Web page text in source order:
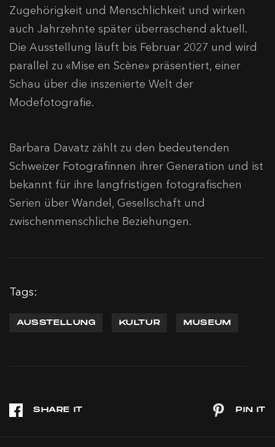
Zugehörigkeit und Menschlichkeit und wirken
auch Jahrzehnte später überraschend aktuell.
Die Ausstellung läuft bis Februar 2027 und wird
parallel zu «Mise en Scène» präsentiert, einer
Schau über die inszenierte Welt der
Modefotografie.
Barbara Davatz zählt zu den bedeutenden
Schweizer Fotografinnen ihrer Generation und ist
bekannt für ihre langfristigen fotografischen
Serien über Wandel, Gesellschaft und
zwischenmenschliche Beziehungen.
Tags:
AUSSTELLUNG KULTUR MUSEUM